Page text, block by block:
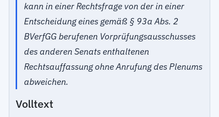
kann in einer Rechtsfrage von der in einer
Entscheidung eines gemäß § 93a Abs. 2
BVerfGG berufenen Vorprüfungsausschusses
des anderen Senats enthaltenen
Rechtsauffassung ohne Anrufung des Plenums
abweichen.
Volltext